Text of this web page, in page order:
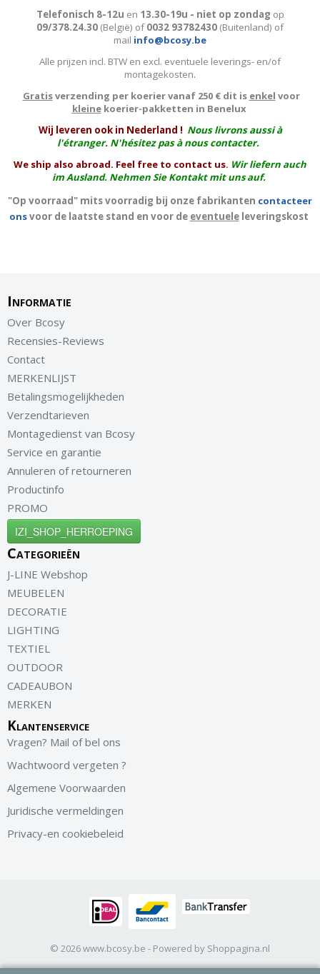
Telefonisch 8-12u en 13.30-19u - niet op zondag op
09/378.24.30 (België) of0032 93782430 (Buitenland) of
mail info@bcosy.be
Alle prijzen incl. BTW en excl. eventuele leverings- en/of
montagekosten.
Gratisverzending per koerier vanaf 250 € dit is enkel voor
kleinekoerier-pakketten in Benelux
Wij leveren ook in Nederland ! Nous livrons aussi à
l'étranger. N'hésitez pas à nous contacter.
We ship also abroad. Feel free to contact us. Wir liefern auch
im Ausland. Nehmen Sie Kontakt mit uns auf.
"Op voorraad" mits voorradig bij onze fabrikanten contacteer
onsvoor de laatste stand en voor de eventueleleveringskost
Informatie
Over Bcosy
Recensies-Reviews
Contact
MERKENLIJST
Betalingsmogelijkheden
Verzendtarieven
Montagedienst van Bcosy
Service en garantie
Annuleren of retourneren
Productinfo
PROMO
IZI_SHOP_HERROEPING
Categorieën
J-LINE Webshop
MEUBELEN
DECORATIE
LIGHTING
TEXTIEL
OUTDOOR
CADEAUBON
MERKEN
Klantenservice
Vragen? Mail of bel ons
Wachtwoord vergeten ?
Algemene Voorwaarden
Juridische vermeldingen
Privacy-en cookiebeleid
© 2026 www.bcosy.be - Powered by Shoppagina.nl